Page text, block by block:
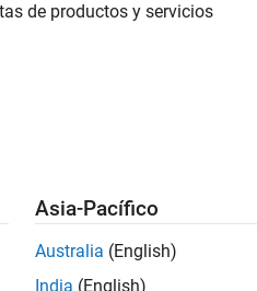
Industry Marketing
con sus criterios de
ninguna vacante que
sobre nuevas
todos los empleos en su
de productos y servicios
Asia-Pacífico
Australia (English)
India (English)